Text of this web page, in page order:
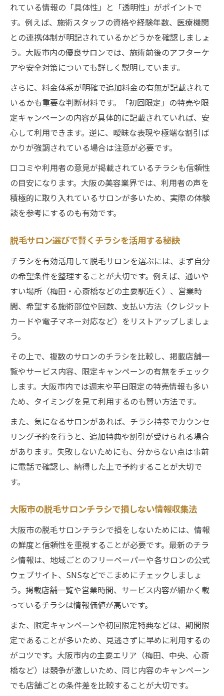
れている情報の「具体性」と「透明性」がポイントで
す。例えば、施術スタッフの資格や経験年数、医療機関
との連携体制が明記されているかどうかを確認しましょ
う。大阪市内の優良サロンでは、施術前後のアフターケ
アや安全対策についても詳しく説明しています。
さらに、料金体系が明確で追加料金の有無が記載されて
いるかも重要な判断材料です。「初回限定」の特売や限
定キャンペーンの内容が具体的に記載されていれば、安
心して利用できます。逆に、曖昧な表現や極端な割引ば
かりが強調されている場合は注意が必要です。
口コミや利用者の意見が掲載されているチラシも信頼性
の目安になります。大阪の美容業界では、利用者の声を
積極的に取り入れているサロンが多いため、実際の体験
談を参考にするのも有効です。
脱毛サロン選びで賢くチラシを活用する秘訣
チラシを有効活用して脱毛サロンを選ぶには、まず自分
の希望条件を整理することが大切です。例えば、通いや
すい場所（梅田・心斎橋などの主要駅近く）、営業時
間、希望する施術部位や回数、支払い方法（クレジット
カードや電子マネー対応など）をリストアップしましょ
う。
その上で、複数のサロンのチラシを比較し、掲載店舗一
覧やサービス内容、限定キャンペーンの有無をチェック
します。大阪市内では週末や平日限定の特売情報も多い
ため、タイミングを見て利用するのも賢い方法です。
また、気になるサロンがあれば、チラシ持参でカウンセ
リング予約を行うと、追加特典や割引が受けられる場合
があります。失敗しないためにも、分からない点は事前
に電話で確認し、納得した上で予約することが大切で
す。
大阪市の脱毛サロンチラシで損しない情報収集法
大阪市の脱毛サロンチラシで損をしないためには、情報
の鮮度と信頼性を重視することが必要です。最新のチラ
シ情報は、地域ごとのフリーペーパーや各サロンの公式
ウェブサイト、SNSなどでこまめにチェックしましょ
う。掲載店舗一覧や営業時間、サービス内容が細かく載
っているチラシは情報価値が高いです。
また、限定キャンペーンや初回限定特典などは、期間限
定であることが多いため、見逃さずに早めに利用するの
がコツです。大阪市内の主要エリア（梅田、中央、心斎
橋など）は競争が激しいため、同じ内容のキャンペーン
でも店舗ごとの条件差を比較することが大切です。